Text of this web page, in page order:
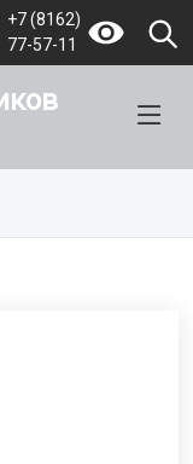
+7 (8162)
77-57-11